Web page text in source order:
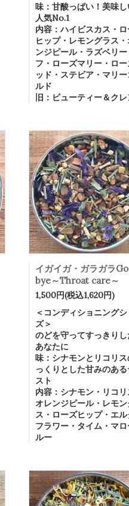
味：甘酸っぱい！美味し
人気No.1
内容：ハイビスカス・
ヒップ・レモングラス・
ンジピール・ラズベリ
フ・ローズマリー・ロー
ッド・ステビア・マリ
ルド
旧：ビューティー＆ク
イガイガ・ガラガラ
bye～Throat care～
1,500円(税込1,620円)
＜コンディショニング
ズ＞
のどを守ってすっきり
あなたに
味：シナモンとリコリス
っくりとした甘みのある
スト
内容：シナモン・リコリ
オレンジピール・レモン
ス・ローズヒップ・エ
フラワー・タイム・マ
ルー